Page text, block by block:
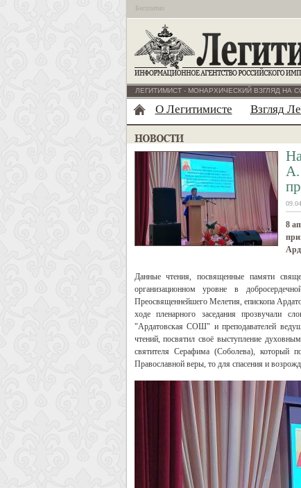
Бесплатно
ЛЕГИТИМИСТ - МОНАРХИЧЕСКИЙ ВЗГЛЯД НА
О Легитимисте Взгляд
А.
8
Данные чтения, посвященные памяти
организационном уровне в
Преосвященнейшего Мелетия, епископа
ходе пленарного заседания прозвучали
"Ардатовская СОШ" и преподавателей
чтений, посвятил своё выступление
святителя Серафима (Соболева), который
Православной веры, то для спасения и